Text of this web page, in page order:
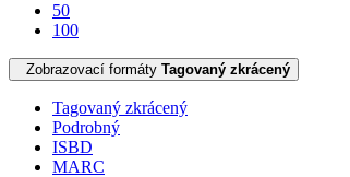
50
100
Zobrazovací formáty Tagovaný zkrácený
Tagovaný zkrácený
Podrobný
ISBD
MARC